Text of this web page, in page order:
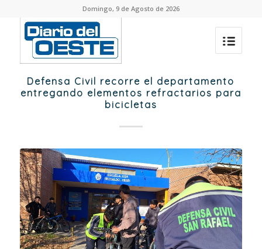
Domingo, 9 de Agosto de 2026
Defensa Civil recorre el departamento
entregando elementos refractarios para
bicicletas